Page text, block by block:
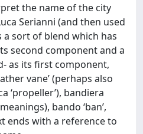
the name of the city
Serianni (and then used
a sort of blend which has
second component and a
as its first component,
vane’ (perhaps also
‘propeller’), bandiera
bando ‘ban’,
ends with a reference to